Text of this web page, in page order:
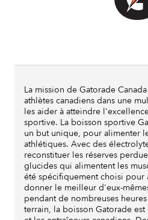
La mission de Gatorade
athlètes canadiens dans une
les aider à atteindre
sportive. La boisson sportive
un but unique, pour alimenter
athlétiques. Avec des
reconstituer les réserves
glucides qui alimentent les
été spécifiquement choisi pour
donner le meilleur d'eux-
pendant de nombreuses
terrain, la boisson Gatorade